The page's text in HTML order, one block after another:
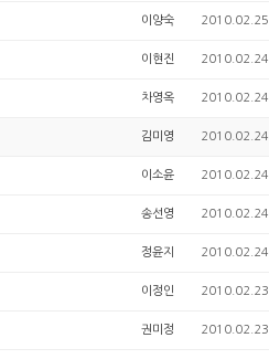
이양숙 2010.02.25
이현진 2010.02.24
차영옥 2010.02.24
김미영 2010.02.24
이소윤 2010.02.24
송선영 2010.02.24
정윤지 2010.02.24
이정인 2010.02.23
권미정 2010.02.23